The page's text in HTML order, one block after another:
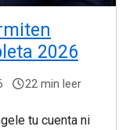
2026
22 min leer
tu cuenta ni